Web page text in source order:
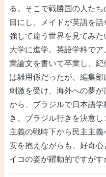
る。そこで戦勝国の人た
目にし、メイドが英語を
強して違う世界を見てみ
大学に進学。英語学科で
業論文を書いて卒業し、
は雑用係だったが、編集
刺激を受け、海外への夢
から、ブラジルで日本語
き、ブラジル行きを決意
主義の戦時下から民主主
安を抱えながらも、好奇心
イコの姿が躍動的ですがす